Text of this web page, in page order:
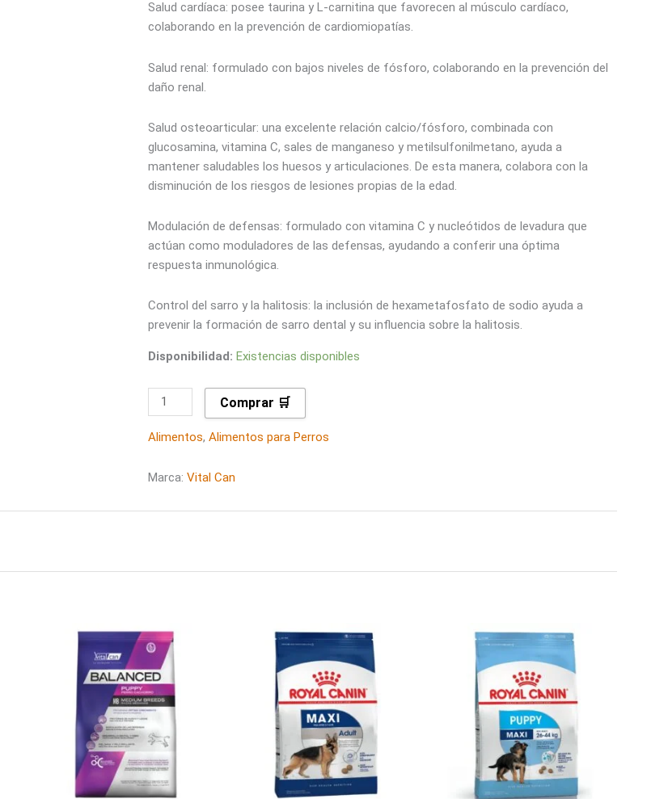
Salud cardíaca: posee taurina y L-carnitina que favorecen al músculo cardíaco,
colaborando en la prevención de cardiomiopatías.
Salud renal: formulado con bajos niveles de fósforo, colaborando en la prevención del
daño renal.
Salud osteoarticular: una excelente relación calcio/fósforo, combinada con
glucosamina, vitamina C, sales de manganeso y metilsulfonilmetano, ayuda a
mantener saludables los huesos y articulaciones. De esta manera, colabora con la
disminución de los riesgos de lesiones propias de la edad.
Modulación de defensas: formulado con vitamina C y nucleótidos de levadura que
actúan como moduladores de las defensas, ayudando a conferir una óptima
respuesta inmunológica.
Control del sarro y la halitosis: la inclusión de hexametafosfato de sodio ayuda a
prevenir la formación de sarro dental y su influencia sobre la halitosis.
Disponibilidad: Existencias disponibles
Comprar 🛒
Alimentos,Alimentos para Perros
Marca: Vital Can